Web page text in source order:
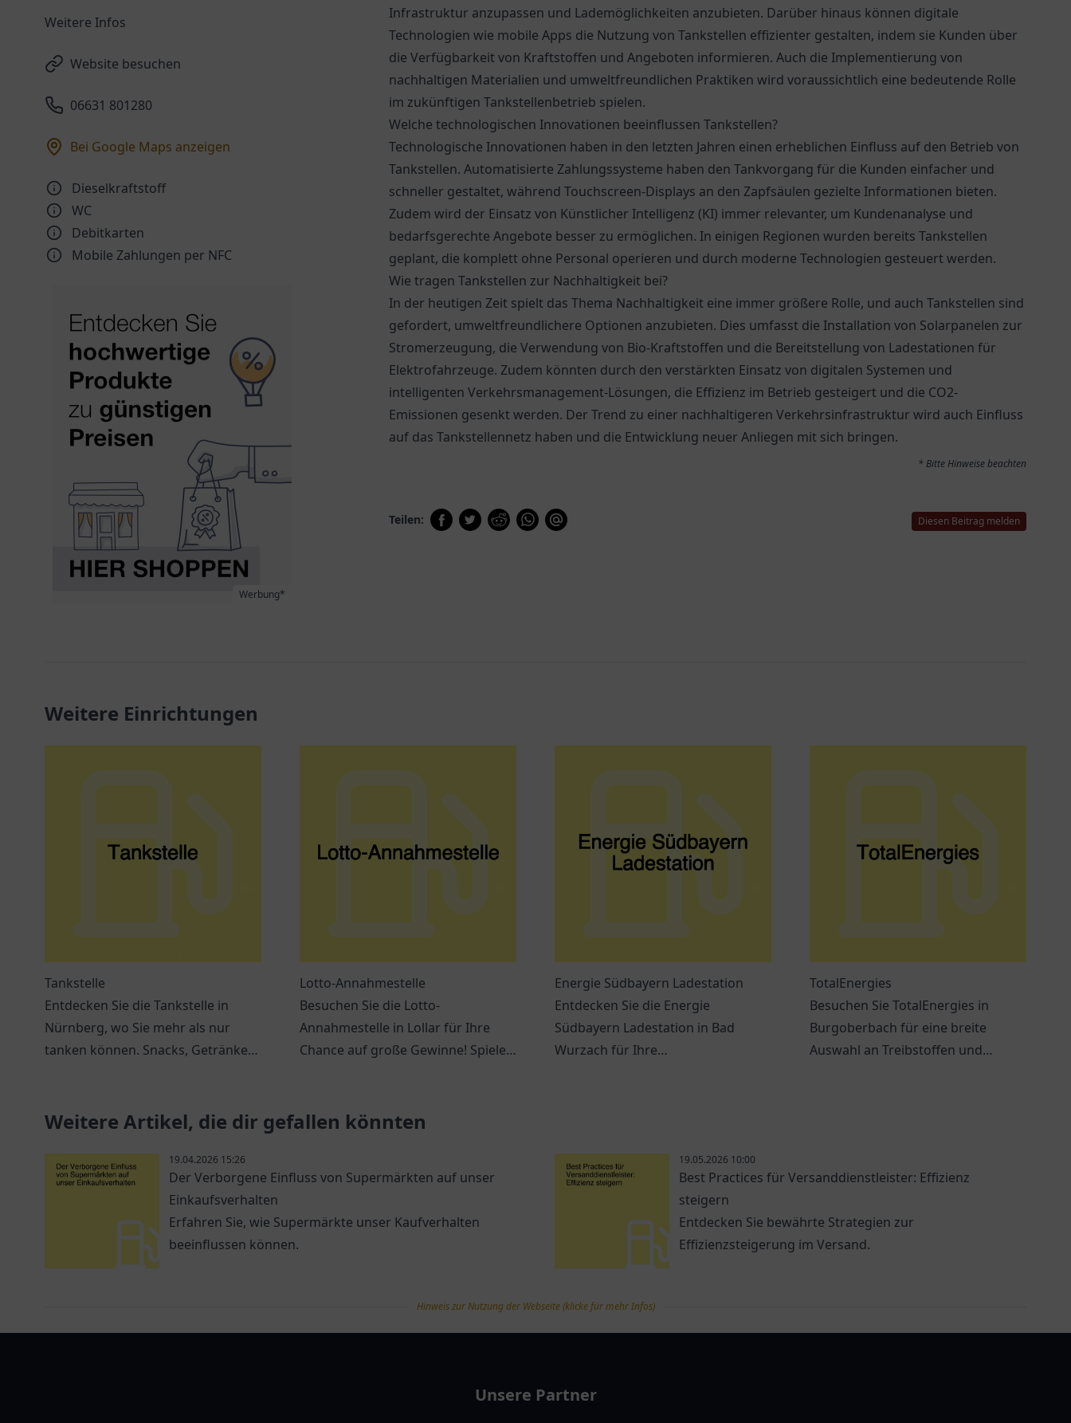
Weitere Infos
Website besuchen
06631 801280
Bei Google Maps anzeigen
Dieselkraftstoff
WC
Debitkarten
Mobile Zahlungen per NFC
Werbung*
Infrastruktur anzupassen und Lademöglichkeiten anzubieten. Darüber hinaus können digitale
Technologien wie mobile Apps die Nutzung von Tankstellen effizienter gestalten, indem sie Kunden über
die Verfügbarkeit von Kraftstoffen und Angeboten informieren. Auch die Implementierung von
nachhaltigen Materialien und umweltfreundlichen Praktiken wird voraussichtlich eine bedeutende Rolle
im zukünftigen Tankstellenbetrieb spielen.
Welche technologischen Innovationen beeinflussen Tankstellen?
Technologische Innovationen haben in den letzten Jahren einen erheblichen Einfluss auf den Betrieb von
Tankstellen. Automatisierte Zahlungssysteme haben den Tankvorgang für die Kunden einfacher und
schneller gestaltet, während Touchscreen-Displays an den Zapfsäulen gezielte Informationen bieten.
Zudem wird der Einsatz von Künstlicher Intelligenz (KI) immer relevanter, um Kundenanalyse und
bedarfsgerechte Angebote besser zu ermöglichen. In einigen Regionen wurden bereits Tankstellen
geplant, die komplett ohne Personal operieren und durch moderne Technologien gesteuert werden.
Wie tragen Tankstellen zur Nachhaltigkeit bei?
In der heutigen Zeit spielt das Thema Nachhaltigkeit eine immer größere Rolle, und auch Tankstellen sind
gefordert, umweltfreundlichere Optionen anzubieten. Dies umfasst die Installation von Solarpanelen zur
Stromerzeugung, die Verwendung von Bio-Kraftstoffen und die Bereitstellung von Ladestationen für
Elektrofahrzeuge. Zudem könnten durch den verstärkten Einsatz von digitalen Systemen und
intelligenten Verkehrsmanagement-Lösungen, die Effizienz im Betrieb gesteigert und die CO2-
Emissionen gesenkt werden. Der Trend zu einer nachhaltigeren Verkehrsinfrastruktur wird auch Einfluss
auf das Tankstellennetz haben und die Entwicklung neuer Anliegen mit sich bringen.
* Bitte Hinweise beachten
Teilen: Diesen Beitrag melden
Weitere Einrichtungen
Tankstelle
Entdecken Sie die Tankstelle in
Nürnberg, wo Sie mehr als nur
tanken können. Snacks, Getränke
Lotto-Annahmestelle
Besuchen Sie die Lotto-
Annahmestelle in Lollar für Ihre
Chance auf große Gewinne! Spielen
Energie Südbayern Ladestation
Entdecken Sie die Energie
Südbayern Ladestation in Bad
Wurzach für Ihre
TotalEnergies
Besuchen Sie TotalEnergies in
Burgoberbach für eine breite
Auswahl an Treibstoffen und
Weitere Artikel, die dir gefallen könnten
19.04.2026 15:26
Der Verborgene Einfluss von Supermärkten auf unser
Einkaufsverhalten
Erfahren Sie, wie Supermärkte unser Kaufverhalten
beeinflussen können.
19.05.2026 10:00
Best Practices für Versanddienstleister: Effizienz
steigern
Entdecken Sie bewährte Strategien zur
Effizienzsteigerung im Versand.
Hinweis zur Nutzung der Webseite (klicke für mehr Infos)
Unsere Partner